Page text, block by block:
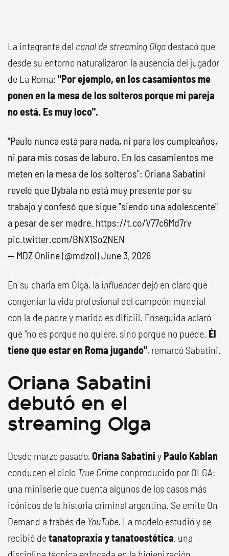
La integrante del canal de streaming Olga destacó que
desde su entorno naturalizaron la ausencia del jugador
de La Roma: "Por ejemplo, en los casamientos me
ponen en la mesa de los solteros porque mi pareja
no está. Es muy loco".
"Paulo nunca está para nada, ni para los cumpleaños,
ni para mis cosas de laburo. En los casamientos me
meten en la mesa de los solteros": Oriana Sabatini
reveló que Dybala no está muy presente por su
trabajo y confesó que sigue "siendo una adolescente"
a pesar de ser madre. https://t.co/V77c6Md7rv
pic.twitter.com/BNX1So2NEN
— MDZ Online (@mdzol)June 3, 2026
En su charla em Olga, la influencerdejó en claro que
congeniar la vida profesional del campeón mundial
con la de padre y marido es difíciil. Enseguida aclaró
que "no es porque no quiere, sino porque no puede. Él
tiene que estar en Roma jugando", remarcó Sabatini.
Oriana Sabatini
debutó en el
streaming Olga
Desde marzo pasado, Oriana Sabatini y Paulo Kablan
conducen el ciclo True Crime conproducido por OLGA:
una miniserie que cuenta algunos de los casos más
icónicos de la historia criminal argentina. Se emite On
Demand a trabés de YouTube. La modelo estudió y se
recibió detanatopraxia y tanatoestética, una